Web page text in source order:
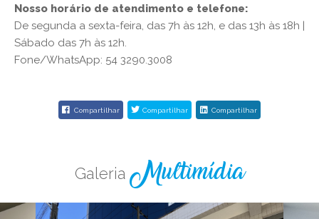
Nosso horário de atendimento e telefone:
De segunda a sexta-feira, das 7h às 12h, e das 13h às 18h |
Sábado das 7h às 12h.
Fone/WhatsApp: 54 3290.3008
Compartilhar Compartilhar Compartilhar
GaleriaMultimídia